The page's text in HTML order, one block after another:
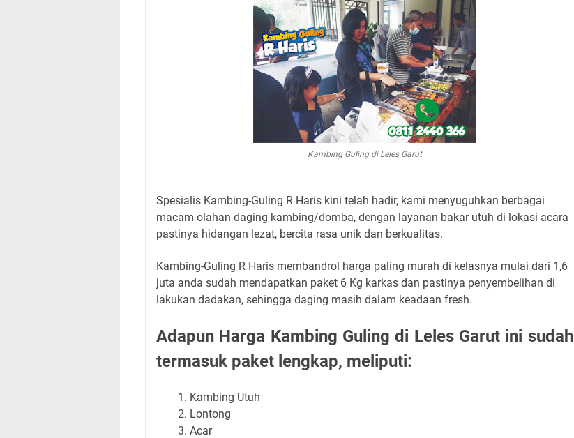
Kambing Guling di Leles Garut
Spesialis Kambing-Guling R Haris kini telah hadir, kami menyuguhkan berbagai
macam olahan daging kambing/domba, dengan layanan bakar utuh di lokasi acara
pastinya hidangan lezat, bercita rasa unik dan berkualitas.
Kambing-Guling R Haris membandrol harga paling murah di kelasnya mulai dari 1,6
juta anda sudah mendapatkan paket 6 Kg karkas dan pastinya penyembelihan di
lakukan dadakan, sehingga daging masih dalam keadaan fresh.
Adapun Harga Kambing Guling di Leles Garut ini sudah
termasuk paket lengkap, meliputi:
Kambing Utuh
Lontong
Acar